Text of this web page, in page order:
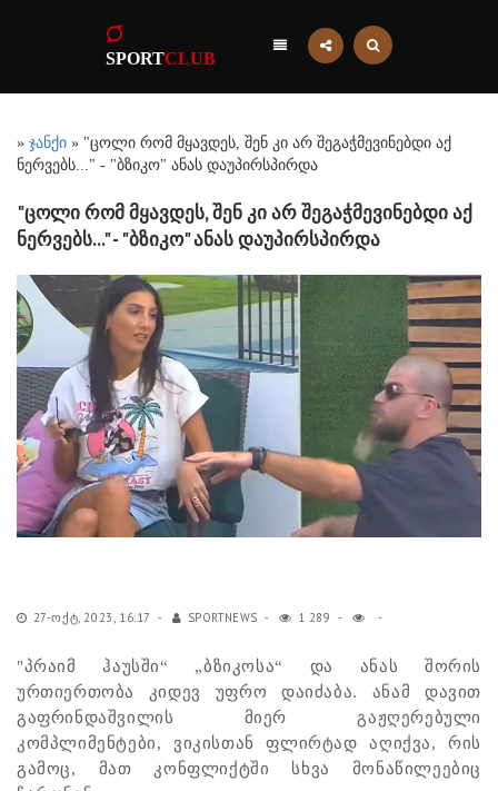
SPORTCLUB
» ჯანქი » "ცოლი რომ მყავდეს, შენ კი არ შეგაჭმევინებდი აქ
ნერვებს..." - "ბზიკო" ანას დაუპირსპირდა
"ცოლი რომ მყავდეს, შენ კი არ შეგაჭმევინებდი აქ
ნერვებს..." - "ბზიკო" ანას დაუპირსპირდა
27-ᲝᲥᲢ, 2023, 16:17 SPORTNEWS 1 289
"პრაიმ ჰაუსში“ „ბზიკოსა“ და ანას შორის
ურთიერთობა კიდევ უფრო დაიძაბა. ანამ დავით
გაფრინდაშვილის მიერ გაჟღერებული
კომპლიმენტები, ვიკისთან ფლირტად აღიქვა, რის
გამოც, მათ კონფლიქტში სხვა მონაწილეებიც